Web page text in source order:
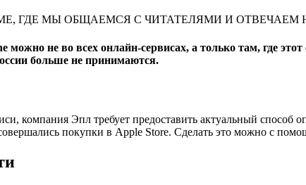
ГДЕ МЫ ОБЩАЕМСЯ С ЧИТАТЕЛЯМИ И
можно не во всех онлайн-сервисах, а только там, где
больше не принимаются.
компания Эпл требует предоставить актуальный
покупки в Apple Store. Сделать это можно с